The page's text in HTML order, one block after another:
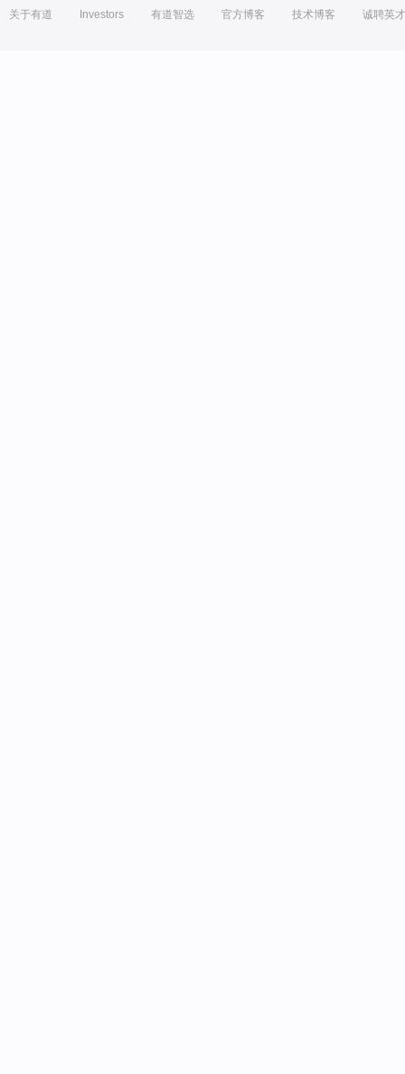
关于有道 Investors 有道智选 官方博客 技术博客 诚聘英才